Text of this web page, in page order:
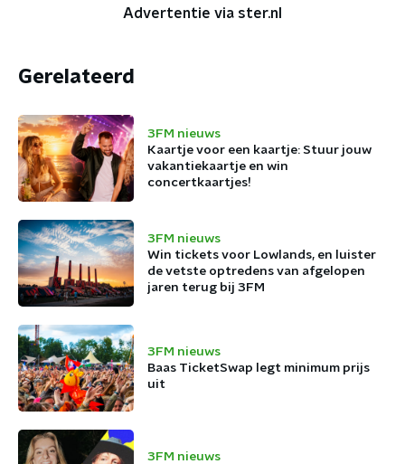
Advertentie via ster.nl
Gerelateerd
3FM nieuws
Kaartje voor een kaartje: Stuur jouw
vakantiekaartje en win
concertkaartjes!
3FM nieuws
Win tickets voor Lowlands, en luister
de vetste optredens van afgelopen
jaren terug bij 3FM
3FM nieuws
Baas TicketSwap legt minimum prijs
uit
3FM nieuws